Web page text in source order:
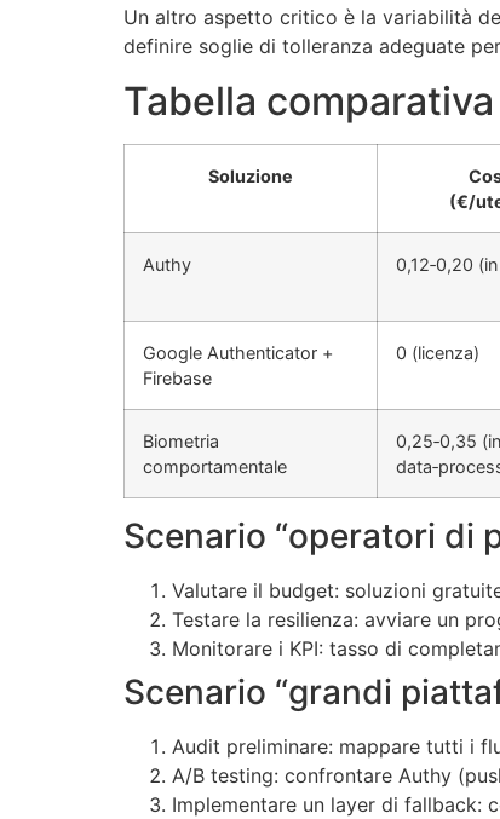
Un altro aspetto critico è la variabilità
definire soglie di tolleranza adeguate
Tabella
Soluzione
(€/
Authy 0,12‑0,20
Google Authenticator +
Firebase
0 (licenza)
Biometria
comportamentale
0,25‑0,35
Scenario “operatori di
Valutare il budget: soluzioni
Testare la resilienza: avviare un
Monitorare i KPI: tasso di
Scenario “grandi
Audit preliminare: mappare tutti i
A/B testing: confrontare Authy
Implementare un layer di fallback: